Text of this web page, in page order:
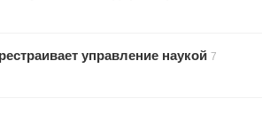
управление наукой 7